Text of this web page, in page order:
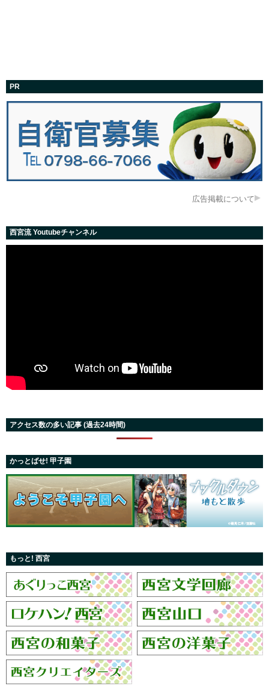
PR
広告掲載について
西宮流 Youtubeチャンネル
アクセス数の多い記事 (過去24時間)
かっとばせ! 甲子園
もっと! 西宮